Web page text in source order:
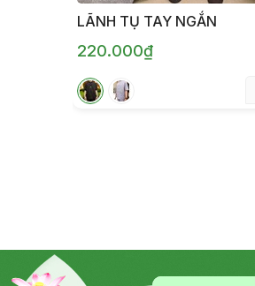
LÃNH TỤ TAY NGẮN
220.000₫